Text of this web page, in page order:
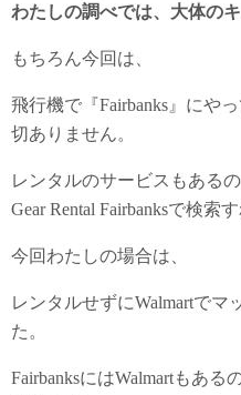
わたしの調べでは、大体の
もちろん今回は、
飛行機で『Fairbanks』にや
切ありません。
レンタルのサービスもある
Gear Rental Fairbanksで検索
今回わたしの場合は、
レンタルせずにWalmartでマ
た。
FairbanksにはWalmartもあ